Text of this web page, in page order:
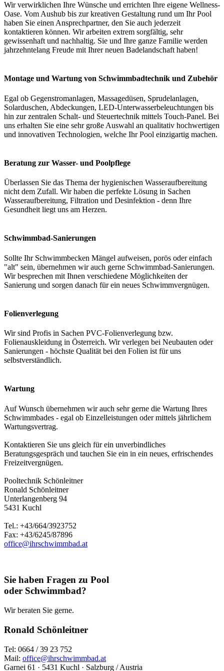
Wir verwirklichen Ihre Wünsche und errichten Ihre eigene Wellness-
Oase. Vom Aushub bis zur kreativen Gestaltung rund um Ihr Pool
haben Sie einen Ansprechpartner, den Sie auch jederzeit
kontaktieren können. Wir arbeiten extrem sorgfältig, sehr
gewissenhaft und nachhaltig. Sie und Ihre ganze Familie werden
jahrzehntelang Freude mit Ihrer neuen Badelandschaft haben!
Montage und Wartung von Schwimmbadtechnik und Zubehör
Egal ob Gegenstromanlagen, Massagedüsen, Sprudelanlagen,
Solarduschen, Abdeckungen, LED-Unterwasserbeleuchtungen bis
hin zur zentralen Schalt- und Steuertechnik mittels Touch-Panel. Bei
uns erhalten Sie eine sehr große Auswahl an qualitativ hochwertigen
und innovativen Technologien, welche Ihr Pool einzigartig machen.
Beratung zur Wasser- und Poolpflege
Überlassen Sie das Thema der hygienischen Wasseraufbereitung
nicht dem Zufall. Wir haben die perfekte Lösung in Sachen
Wasseraufbereitung, Filtration und Desinfektion - denn Ihre
Gesundheit liegt uns am Herzen.
Schwimmbad-Sanierungen
Sollte Ihr Schwimmbecken Mängel aufweisen, porös oder einfach
"alt" sein, übernehmen wir auch gerne Schwimmbad-Sanierungen.
Wir besprechen mit Ihnen verschiedene Möglichkeiten der
Sanierung und sorgen danach für ein neues Schwimmvergnügen.
Folienverlegung
Wir sind Profis in Sachen PVC-Folienverlegung bzw.
Folienauskleidung in Österreich. Wir verlegen bei Neubauten oder
Sanierungen - höchste Qualität bei den Folien ist für uns
selbstverständlich.
Wartung
Auf Wunsch übernehmen wir auch sehr gerne die Wartung Ihres
Schwimmbades - egal ob Einzelleistungen oder mittels jährlichem
Wartungsvertrag.
Kontaktieren Sie uns gleich für ein unverbindliches
Beratungsgespräch und tauchen Sie ein in ein neues, erfrischendes
Freizeitvergnügen.
Pooltechnik Schönleitner
Ronald Schönleitner
Unterlangenberg 94
5431 Kuchl
Tel.: +43/664/3923752
Fax: +43/6245/87896
office@ihrschwimmbad.at
Sie haben Fragen zu Pool
oder Schwimmbad?
Wir beraten Sie gerne.
Ronald Schönleitner
Tel: 0664 / 39 23 752
Mail: office@ihrschwimmbad.at
Garnei 61 · 5431 Kuchl · Salzburg / Austria